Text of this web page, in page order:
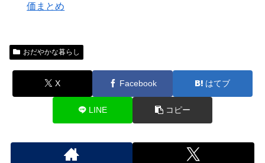
価まとめ
おだやかな暮らし
X Facebook はてブ
LINE コピー